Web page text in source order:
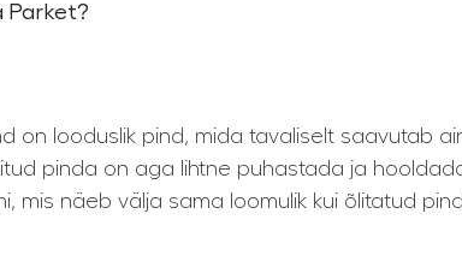
Parket?
on looduslik pind, mida tavaliselt saavutab
pinda on aga lihtne puhastada ja
mis näeb välja sama loomulik kui õlitatud